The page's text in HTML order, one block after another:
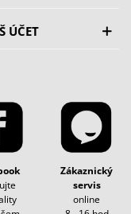
ÚČET
Zákaznický
servis
online